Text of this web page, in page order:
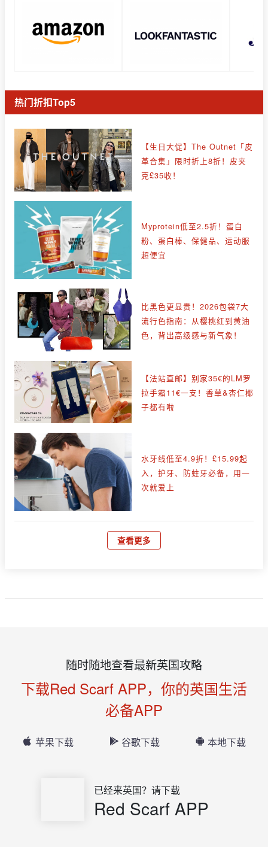
热门折扣Top5
【生日大促】The Outnet「皮
革合集」限时折上8折！皮夹
克£35收！
Myprotein低至2.5折！蛋白
粉、蛋白棒、保健品、运动服
超便宜
比黑色更显贵！2026包袋7大
流行色指南：从樱桃红到黄油
色，背出高级感与新气象！
【法站直邮】别家35€的LM罗
拉手霜11€一支！香草&杏仁椰
子都有啦
水牙线低至4.9折！£15.99起
入，护牙、防蛀牙必备，用一
次就爱上
查看更多
随时随地查看最新英国攻略
下载Red Scarf APP，你的英国生活
必备APP
苹果下载 谷歌下载 本地下载
已经来英国？请下载
Red Scarf APP